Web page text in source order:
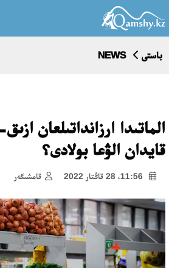
باستى NEWS
الماتىدا ارزانداتىلعان
قايدان الۋعا بولادى؟
قامشىگەر